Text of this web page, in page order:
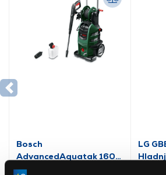
Bosch
AdvancedAquatak 160
visokotlačni perač
LG